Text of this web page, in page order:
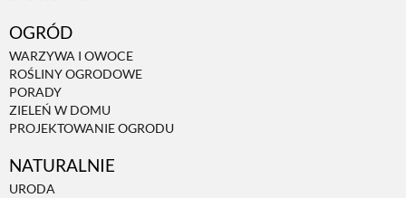
OGRÓD
WARZYWA I OWOCE
ROŚLINY OGRODOWE
PORADY
ZIELEŃ W DOMU
PROJEKTOWANIE OGRODU
NATURALNIE
URODA
NATURALNA APTECZKA